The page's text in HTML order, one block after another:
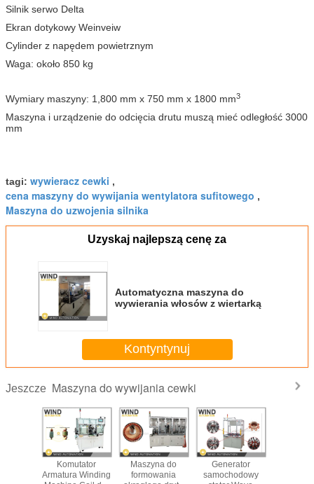
Silnik serwo Delta
Ekran dotykowy Weinveiw
Cylinder z napędem powietrznym
Waga: około 850 kg
Wymiary maszyny: 1,800 mm x 750 mm x 1800 mm3
Maszyna i urządzenie do odcięcia drutu muszą mieć odległość 3000
mm
tagi: wywieracz cewki ,
cena maszyny do wywijania wentylatora sufitowego ,
Maszyna do uzwojenia silnika
Uzyskaj najlepszą cenę za
Automatyczna maszyna do
wywierania włosów z wiertarką
Kontyntynuj
Jeszcze Maszyna do wywijania cewki
Komutator
Armatura Winding
Maszyna do
formowania
Generator
samochodowy